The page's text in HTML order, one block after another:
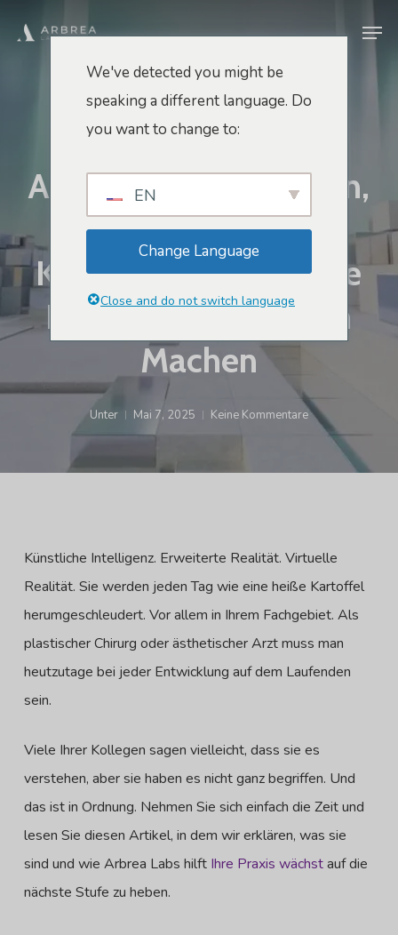
Hauptinhalt
Innovation Und Zukunft
Marketing- Und Verkaufstipps
Arbrea Labs-Lösungen,
Die KI, AR Und 3D
Kombinieren Und Ihre
Praxis Unaufhaltsam
Machen
Unter Mai 7, 2025 Keine Kommentare
Künstliche Intelligenz. Erweiterte Realität. Virtuelle
Realität. Sie werden jeden Tag wie eine heiße Kartoffel
herumgeschleudert. Vor allem in Ihrem Fachgebiet. Als
plastischer Chirurg oder ästhetischer Arzt muss man
heutzutage bei jeder Entwicklung auf dem Laufenden
sein.
Viele Ihrer Kollegen sagen vielleicht, dass sie es
verstehen, aber sie haben es nicht ganz begriffen. Und
das ist in Ordnung. Nehmen Sie sich einfach die Zeit und
lesen Sie diesen Artikel, in dem wir erklären, was sie
sind und wie Arbrea Labs hilft Ihre Praxis wächstauf die
nächste Stufe zu heben.
We've detected you might be
speaking a different language. Do
you want to change to:
EN
Change Language
Close and do not switch language